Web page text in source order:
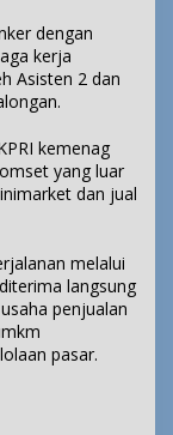
dengan
kerja
Asisten 2 dan
kemenag
yang luar
dan jual
melalui
langsung
penjualan
pasar.